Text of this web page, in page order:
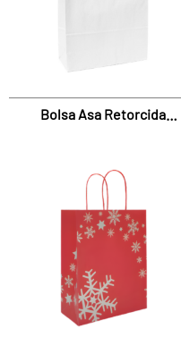
Bolsa Asa Retorcida